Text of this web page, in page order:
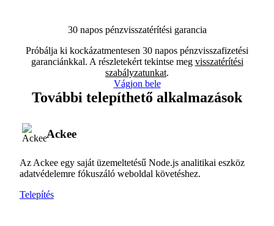
30 napos pénzvisszatérítési garancia
Próbálja ki kockázatmentesen 30 napos pénzvisszafizetési
garanciánkkal. A részletekért tekintse meg visszatérítési
szabályzatunkat.
Vágjon bele
További telepíthető alkalmazások
Ackee
Az Ackee egy saját üzemeltetésű Node.js analitikai eszköz
adatvédelemre fókuszáló weboldal követéshez.
Telepítés